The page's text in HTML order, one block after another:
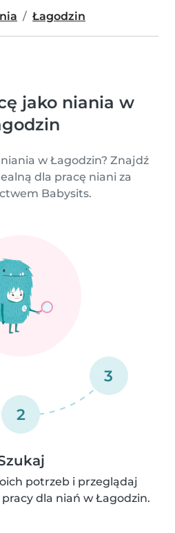
Łagodzin
jako niania w
w Łagodzin? Znajdź
dla pracę niani za
Babysits.
2
3
potrzeb i przeglądaj
dla niań w Łagodzin.